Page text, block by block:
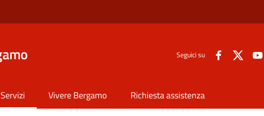
Seguici su
Servizi Vivere Bergamo Richiesta assistenza